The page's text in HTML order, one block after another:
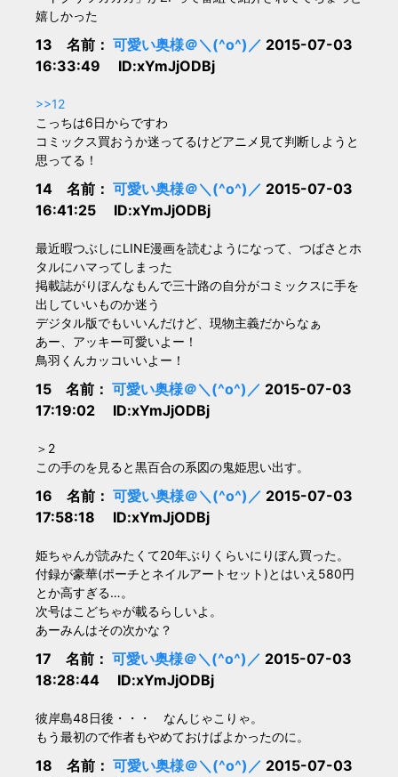
嬉しかった
13 名前： 可愛い奥様＠＼(^o^)／ 2015-07-03
16:33:49 ID:xYmJjODBj
>>12
こっちは6日からですわ
コミックス買おうか迷ってるけどアニメ見て判断しようと
思ってる！
14 名前： 可愛い奥様＠＼(^o^)／ 2015-07-03
16:41:25 ID:xYmJjODBj
最近暇つぶしにLINE漫画を読むようになって、つばさとホ
タルにハマってしまった
掲載誌がりぼんなもんで三十路の自分がコミックスに手を
出していいものか迷う
デジタル版でもいいんだけど、現物主義だからなぁ
あー、アッキー可愛いよー！
鳥羽くんカッコいいよー！
15 名前： 可愛い奥様＠＼(^o^)／ 2015-07-03
17:19:02 ID:xYmJjODBj
＞2
この手のを見ると黒百合の系図の鬼姫思い出す。
16 名前： 可愛い奥様＠＼(^o^)／ 2015-07-03
17:58:18 ID:xYmJjODBj
姫ちゃんが読みたくて20年ぶりくらいにりぼん買った。
付録が豪華(ポーチとネイルアートセット)とはいえ580円
とか高すぎる…。
次号はこどちゃが載るらしいよ。
あーみんはその次かな？
17 名前： 可愛い奥様＠＼(^o^)／ 2015-07-03
18:28:44 ID:xYmJjODBj
彼岸島48日後・・・ なんじゃこりゃ。
もう最初ので作者もやめておけばよかったのに。
18 名前： 可愛い奥様＠＼(^o^)／ 2015-07-03